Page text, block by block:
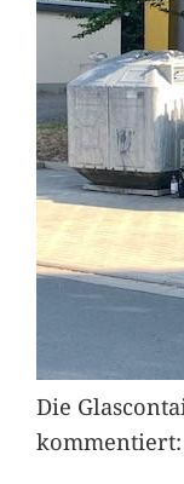
Die
kommentiert: